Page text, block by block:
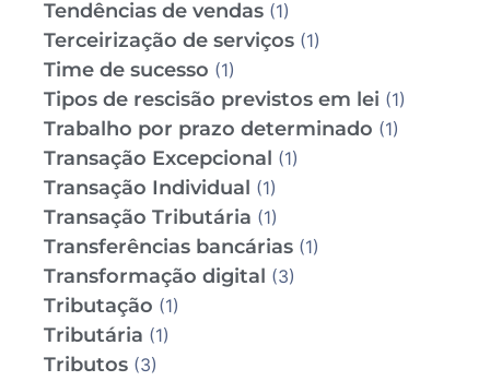
Tendências de vendas (1)
Terceirização de serviços (1)
Time de sucesso (1)
Tipos de rescisão previstos em lei (1)
Trabalho por prazo determinado (1)
Transação Excepcional (1)
Transação Individual (1)
Transação Tributária (1)
Transferências bancárias (1)
Transformação digital (3)
Tributação (1)
Tributária (1)
Tributos (3)